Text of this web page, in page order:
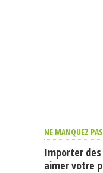
NE MANQUEZ PAS
Importer
aimer votre